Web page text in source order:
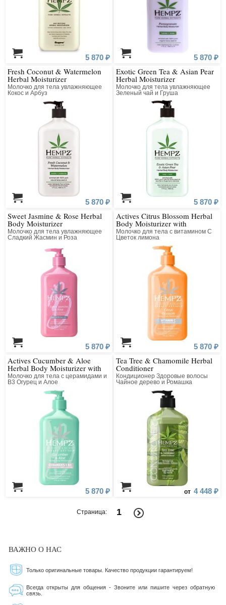
5 870 ₽ 5 870 ₽
Fresh Coconut & Watermelon
Herbal Moisturizer
Молочко для тела увлажняющее
Кокос и Арбуз
5 870 ₽
Exotic Green Tea & Asian Pear
Herbal Moisturizer
Молочко для тела увлажняющее
Зеленый чай и Груша
5 870 ₽
Sweet Jasmine & Rose Herbal
Body Moisturizer
Молочко для тела увлажняющее
Сладкий Жасмин и Роза
5 870 ₽
Actives Citrus Blossom Herbal
Body Moisturizer with
Brightening Vitamin C
Молочко для тела с витамином С
Цветок лимона
5 870 ₽
Actives Cucumber & Aloe
Herbal Body Moisturizer with
Ceramides + B3
Молочко для тела с церамидами и
В3 Огурец и Алое
5 870 ₽
Tea Tree & Chamomile Herbal
Conditioner
Кондиционер Здоровые волосы
Чайное дерево и Ромашка
от 4 448 ₽
Страница: 1
ВАЖНО О НАС
Только оригинальные товары. Качество продукции гарантируем!
Всегда открыты для общения - Звоните или пишите через обратную
связь.